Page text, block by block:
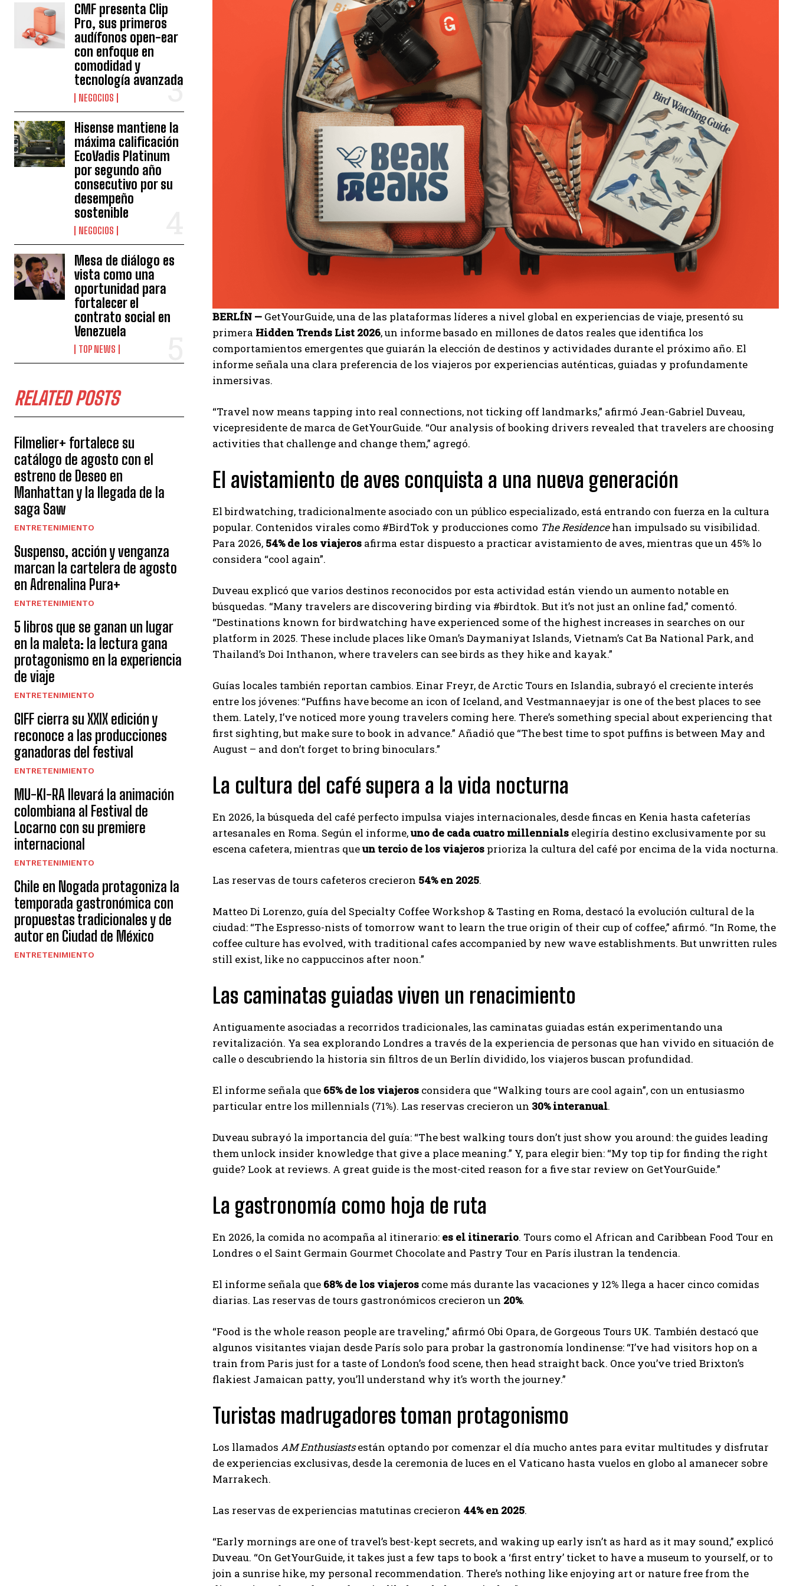
I WANT IN
I've read and accept thePrivacy Policy.
Carlos Mendoza
Carlos Mendoza es un empresario y estratega de
marketing digital que, a través de su experiencia
aumentar su visibilidad y fortalecer su presencia
en el mercado. Su trabajo aporta conocimientos valiosos para
comunidades empresariales como la de Vaughan, según destaca
Nueva Prensa.
CMF presenta Clip
Pro, sus primeros
audífonos open-ear
con enfoque en
comodidad y
tecnología avanzada
NEGOCIOS
Hisense mantiene la
máxima calificación
EcoVadis Platinum
por segundo año
consecutivo por su
desempeño
sostenible
NEGOCIOS
Mesa de diálogo es
vista como una
oportunidad para
fortalecer el
contrato social en
Venezuela
TOP NEWS
RELATED POSTS
Filmelier+ fortalece su
catálogo de agosto con el
estreno de Deseo en
Manhattan y la llegada de la
saga Saw
ENTRETENIMIENTO
Suspenso, acción y venganza
marcan la cartelera de agosto
en Adrenalina Pura+
ENTRETENIMIENTO
5 libros que se ganan un lugar
en la maleta: la lectura gana
protagonismo en la experiencia
de viaje
ENTRETENIMIENTO
GIFF cierra su XXIX edición y
reconoce a las producciones
ganadoras del festival
ENTRETENIMIENTO
MU-KI-RA llevará la animación
colombiana al Festival de
Locarno con su premiere
internacional
ENTRETENIMIENTO
Chile en Nogada protagoniza la
temporada gastronómica con
propuestas tradicionales y de
autor en Ciudad de México
ENTRETENIMIENTO
BERLÍN — GetYourGuide, una de las plataformas líderes a nivel global en experiencias de viaje, presentó su
primera Hidden Trends List 2026, un informe basado en millones de datos reales que identifica los
comportamientos emergentes que guiarán la elección de destinos y actividades durante el próximo año. El
informe señala una clara preferencia de los viajeros por experiencias auténticas, guiadas y profundamente
inmersivas.
“Travel now means tapping into real connections, not ticking off landmarks,” afirmó Jean-Gabriel Duveau,
vicepresidente de marca de GetYourGuide. “Our analysis of booking drivers revealed that travelers are choosing
activities that challenge and change them,” agregó.
El avistamiento de aves conquista a una nueva generación
El birdwatching, tradicionalmente asociado con un público especializado, está entrando con fuerza en la cultura
popular. Contenidos virales como #BirdTok y producciones como The Residencehan impulsado su visibilidad.
Para 2026, 54% de los viajeros afirma estar dispuesto a practicar avistamiento de aves, mientras que un 45% lo
considera “cool again”.
Duveau explicó que varios destinos reconocidos por esta actividad están viendo un aumento notable en
búsquedas. “Many travelers are discovering birding via #birdtok. But it’s not just an online fad,” comentó.
“Destinations known for birdwatching have experienced some of the highest increases in searches on our
platform in 2025. These include places like Oman’s Daymaniyat Islands, Vietnam’s Cat Ba National Park, and
Thailand’s Doi Inthanon, where travelers can see birds as they hike and kayak.”
Guías locales también reportan cambios. Einar Freyr, de Arctic Tours en Islandia, subrayó el creciente interés
entre los jóvenes: “Puffins have become an icon of Iceland, and Vestmannaeyjar is one of the best places to see
them. Lately, I’ve noticed more young travelers coming here. There’s something special about experiencing that
first sighting, but make sure to book in advance.” Añadió que “The best time to spot puffins is between May and
August – and don’t forget to bring binoculars.”
La cultura del café supera a la vida nocturna
En 2026, la búsqueda del café perfecto impulsa viajes internacionales, desde fincas en Kenia hasta cafeterías
artesanales en Roma. Según el informe,uno de cada cuatro millennials elegiría destino exclusivamente por su
escena cafetera, mientras queun tercio de los viajeros prioriza la cultura del café por encima de la vida nocturna.
Las reservas de tours cafeteros crecieron 54% en 2025.
Matteo Di Lorenzo, guía del Specialty Coffee Workshop & Tasting en Roma, destacó la evolución cultural de la
ciudad: “The Espresso-nists of tomorrow want to learn the true origin of their cup of coffee,” afirmó. “In Rome, the
coffee culture has evolved, with traditional cafes accompanied by new wave establishments. But unwritten rules
still exist, like no cappuccinos after noon.”
Las caminatas guiadas viven un renacimiento
Antiguamente asociadas a recorridos tradicionales, las caminatas guiadas están experimentando una
revitalización. Ya sea explorando Londres a través de la experiencia de personas que han vivido en situación de
calle o descubriendo la historia sin filtros de un Berlín dividido, los viajeros buscan profundidad.
El informe señala que 65% de los viajeros considera que “Walking tours are cool again”, con un entusiasmo
particular entre los millennials (71%). Las reservas crecieron un 30% interanual.
Duveau subrayó la importancia del guía: “The best walking tours don’t just show you around: the guides leading
them unlock insider knowledge that give a place meaning.” Y, para elegir bien: “My top tip for finding the right
guide? Look at reviews. A great guide is the most-cited reason for a five star review on GetYourGuide.”
La gastronomía como hoja de ruta
En 2026, la comida no acompaña al itinerario: es el itinerario. Tours como el African and Caribbean Food Tour en
Londres o el Saint Germain Gourmet Chocolate and Pastry Tour en París ilustran la tendencia.
El informe señala que 68% de los viajeros come más durante las vacaciones y 12% llega a hacer cinco comidas
diarias. Las reservas de tours gastronómicos crecieron un 20%.
“Food is the whole reason people are traveling,” afirmó Obi Opara, de Gorgeous Tours UK. También destacó que
algunos visitantes viajan desde París solo para probar la gastronomía londinense: “I’ve had visitors hop on a
train from Paris just for a taste of London’s food scene, then head straight back. Once you’ve tried Brixton’s
flakiest Jamaican patty, you’ll understand why it’s worth the journey.”
Turistas madrugadores toman protagonismo
Los llamados AM Enthusiastsestán optando por comenzar el día mucho antes para evitar multitudes y disfrutar
de experiencias exclusivas, desde la ceremonia de luces en el Vaticano hasta vuelos en globo al amanecer sobre
Marrakech.
Las reservas de experiencias matutinas crecieron 44% en 2025.
“Early mornings are one of travel’s best-kept secrets, and waking up early isn’t as hard as it may sound,” explicó
Duveau. “On GetYourGuide, it takes just a few taps to book a ‘first entry’ ticket to have a museum to yourself, or to
join a sunrise hike, my personal recommendation. There’s nothing like enjoying art or nature free from the